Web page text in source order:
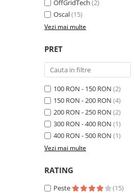
Invertoare Tensiune
Roboti Pornire Auto
UPS Centrale Termice
Stabilizatoare Tensiune
Scule si aparate
Instrumente de masura
Anemometre
Clampmetre
Detectoare
OffGridTech (2)
Oscal(15)
Vezi mai multe
PRET
100 RON - 150 RON (2)
150 RON - 200 RON (4)
200 RON - 250 RON (2)
300 RON - 400 RON (1)
400 RON - 500 RON (1)
Vezi mai multe
RATING
Peste
(15)